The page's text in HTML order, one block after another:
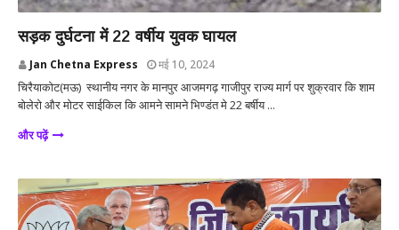
सड़क दुर्घटना में 22 वर्षीय युवक घायल
Jan Chetna Express मई 10, 2024
चिरैयाकोट(मऊ) स्थानीय नगर के मानपुर आजमगढ़ गाजीपुर राज्य मार्ग पर शुक्रवार कि शाम
बोलेरो और मोटर साईकिल कि आमने सामने भिण्डंत मे 22 बर्षीय ...
और पढ़ें